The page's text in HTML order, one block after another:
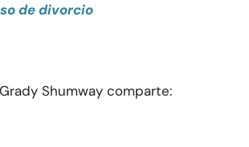
de divorcio
Shumway comparte: